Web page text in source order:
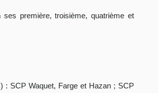
première, troisième, quatrième et
: SCP Waquet, Farge et Hazan ; SCP